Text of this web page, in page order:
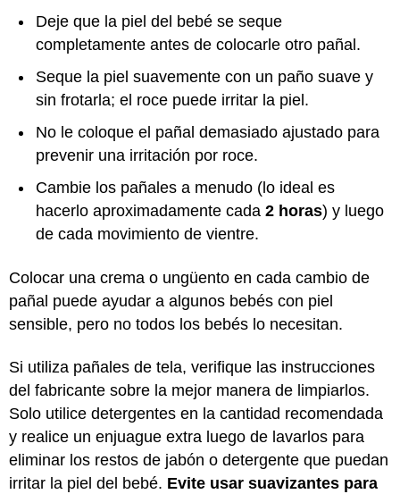
Deje que la piel del bebé se seque
completamente antes de colocarle otro pañal.
Seque la piel suavemente con un paño suave y
sin frotarla; el roce puede irritar la piel.
No le coloque el pañal demasiado ajustado para
prevenir una irritación por roce.
Cambie los pañales a menudo (lo ideal es
hacerlo aproximadamente cada 2 horas) y luego
de cada movimiento de vientre.
Colocar una crema o ungüento en cada cambio de
pañal puede ayudar a algunos bebés con piel
sensible, pero no todos los bebés lo necesitan.
Si utiliza pañales de tela, verifique las instrucciones
del fabricante sobre la mejor manera de limpiarlos.
Solo utilice detergentes en la cantidad recomendada
y realice un enjuague extra luego de lavarlos para
eliminar los restos de jabón o detergente que puedan
irritar la piel del bebé. Evite usar suavizantes para